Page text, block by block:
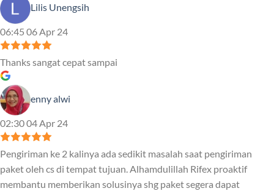
Lilis Unengsih
06:45 06 Apr 24
Thanks sangat cepat sampai
enny alwi
02:30 04 Apr 24
Pengiriman ke 2 kalinya ada sedikit masalah saat pengiriman
paket oleh cs di tempat tujuan. Alhamdulillah Rifex proaktif
membantu memberikan solusinya shg paket segera dapat